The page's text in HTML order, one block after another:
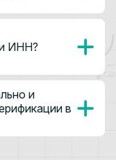
ИНН?
и
в